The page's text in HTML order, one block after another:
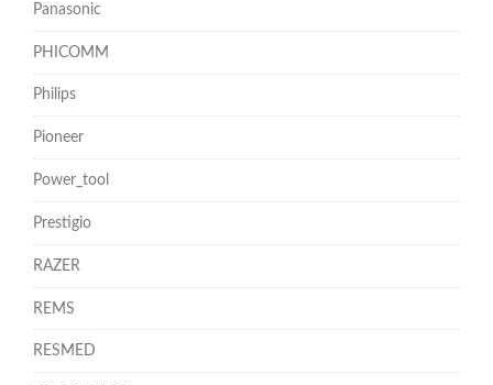
Panasonic
PHICOMM
Philips
Pioneer
Power_tool
Prestigio
RAZER
REMS
RESMED